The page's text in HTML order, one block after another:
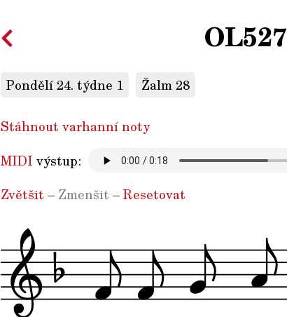
OL527
Pondělí 24. týdne 1 Žalm 28
Stáhnout varhanní noty
MIDI výstup:
Zvětšit – Zmenšit –Resetovat